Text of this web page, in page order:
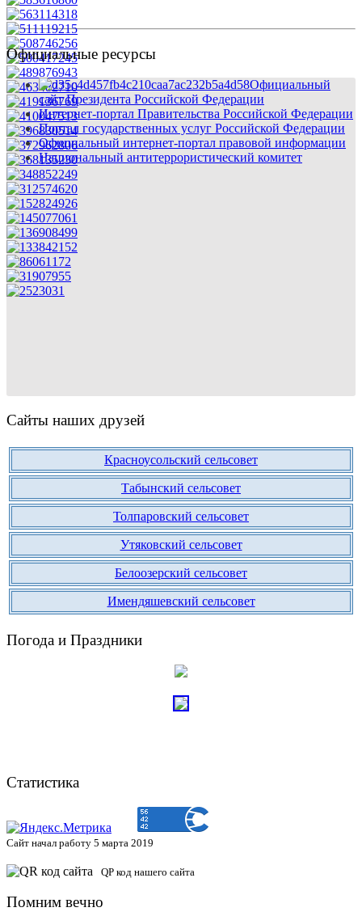
Официальные ресурсы
Официальный
сайт Президента Российской Федерации
Интернет-портал Правительства Российской Федерации
Портал государственных услуг Российской Федерации
Официальный интернет-портал правовой информации
Национальный антитеррористический комитет
Сайты наших друзей
Красноусольский сельсовет
Табынский сельсовет
Толпаровский сельсовет
Утяковский сельсовет
Белоозерский сельсовет
Имендяшевский сельсовет
Погода и Праздники
Статистика
Сайт начал работу 5 марта 2019
QP код нашего сайта
Помним вечно